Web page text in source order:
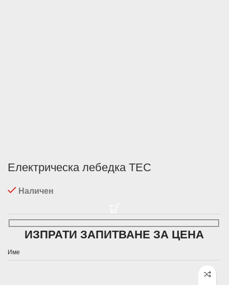
Електрическа лебедка TEC
Наличен
ИЗПРАТИ ЗАПИТВАНЕ ЗА ЦЕНА
Име